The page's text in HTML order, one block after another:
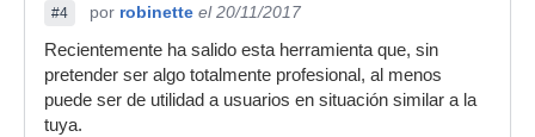
#4 por robinette el 20/11/2017
Recientemente ha salido esta herramienta que, sin
pretender ser algo totalmente profesional, al menos
puede ser de utilidad a usuarios en situación similar a la
tuya.